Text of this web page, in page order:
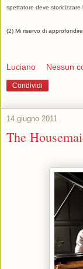
spettatore deve storicizzare
(2) Mi riservo di
Luciano Nessun
Condividi
14 giugno 2011
The